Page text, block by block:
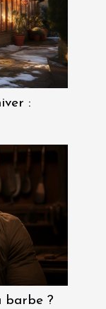
:
barbe ?